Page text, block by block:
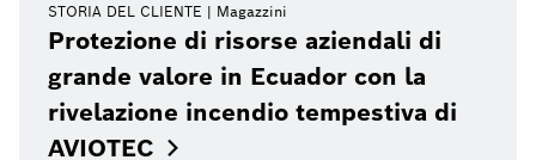
STORIA DEL CLIENTE Magazzini
Protezione di risorse aziendali di
grande valore in Ecuador con la
rivelazione incendio tempestiva di
AVIOTEC